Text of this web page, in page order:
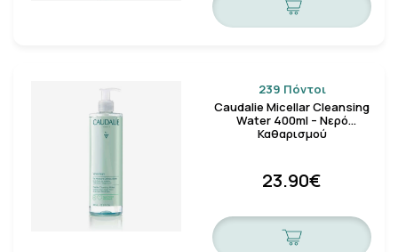
239 Πόντοι
Caudalie Micellar Cleansing
Water 400ml – Νερό
Καθαρισμού
23.90€